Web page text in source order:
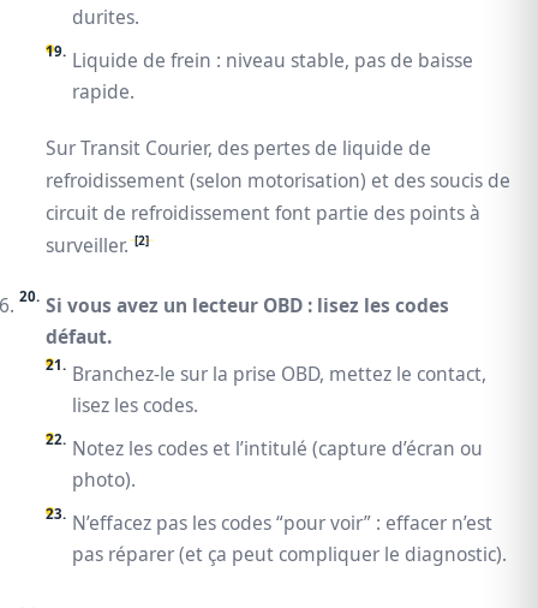
durites.
Liquide de frein : niveau stable, pas de baisse
rapide.
Sur Transit Courier, des pertes de liquide de
refroidissement (selon motorisation) et des soucis de
circuit de refroidissement font partie des points à
surveiller. [2]
Si vous avez un lecteur OBD : lisez les codes
défaut.
Branchez-le sur la prise OBD, mettez le contact,
lisez les codes.
Notez les codes et l’intitulé (capture d’écran ou
photo).
N’effacez pas les codes “pour voir” : effacer n’est
pas réparer (et ça peut compliquer le diagnostic).